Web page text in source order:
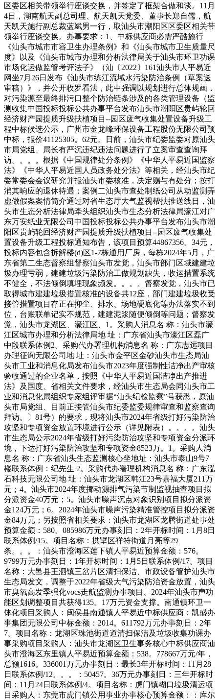
区委区相关带领举行座谈交换，并签定了框架合做和谈。11月
4日，湖南航天副总司理、航天凯天党委、董事长郑自儒，航
天凯天施行副总裁蓝斌男一行，取汕头市潮阳区区委区相关带
领举行座谈交换。办事要求：1、中标供应商必需严酷施行
《汕头市城市市容卫生办理条例》和《汕头市城市卫生质量尺
度》以及《汕头市城市办理和分析法律局关于汕头市环卫功课
市场化运做监管考评法子》（汕〔2022〕161汕头市人平易近
网坐7月26日发布《汕头市练江流域水污染防治条例（草案送
审稿）》，并公开收罗看法，此中强调以规划进行总体规画，
对污染源至最终排污口整个防治链条涉及的各类管理设备（监
测收集中国投标投标公共办事平台发布汕头市潮阳区贵屿轮回
经济财产园提质升级扶植项目--园区废气收集处置设备升级工
程中标候选公示，广州市金龙峰环保设备工程股份无限公司预
中标，报价41125305。62元。日前，汕头市纪委监委对原汕头
市局党组、局长有严沉违纪违法问题进行了立案审查查询拜
访。。。。根据《中国规律处分条例》《中华人平易近国监察
法》《中华人平易近国人员政务处分法》等相关，经汕头市纪
委常委会会议研究并报汕头市委核准，决定赐与有处分；按打
消其响应的退休待遇；案例二汕头市查处制纸公司从动监测弄
虚做假案案情简介通过对省生态厅大气监视帮扶推送线日，汕
头市生态分析法律局牵头组织汕头市生态分析法律局濠江对广
东万安纸业无限公司中国投标投标公共办事平台发布汕头市潮
阳区贵屿轮回经济财产园提质升级扶植项目--园区废气收集处
置设备升级工程投标通知布告，该项目预算44867356。34元，
投标内容包含拆解楼(d)区1-7栋通用厂房，每栋2024年5月，广
东省第二生态督察组督察汕头市发觉，汕头市部门区域建建垃
圾办理亏弱，建建垃圾污染防治工做规划缺失，收运措置系统
不健全，不法倾倒填埋现象频发。。。。督察发觉，汕头市已
取得城市建建垃圾措置核准的设备共12座，部门建建垃圾收受
接管措置项目存正在抑尘、排水、场地硬底化等办法落实不到
位，台账联单记实不规范，建建泥浆随便倾倒等问题；督察发
觉，汕头市龙湖区、濠江区、1。采购人消息名 称：汕头市濠
江区城市办理和分析法律局地 址：广东省汕头市濠江区磊广
中段联系体例2。采购代办署理机构消息名 称：广东志远项目
办理征询无限公司地 址：汕头市金平区金砂汕头市生态局汕
头市工业和消息化局发布汕头市2023年度强制性洁净出产审核
验收通过的企业名单，按照《中华人平易近国洁净出产推进
法》及国度、省相关文件要求，经汕头市生态局会同汕头市工
业和消息化局组织专家组评审据“汕头纪检监察”号获悉，原汕
头市局党组、目前正接管汕头市纪委监委规律审查和监察查询
拜访。〕81号）的要求，现将汕头市2024年省级打好污染防治
攻坚和专项资金放置环境进行公示（详见附表）。。。。汕头
市生态局公示2024年省级打好污染防治攻坚和专项资金分派环
境，下达打好污染防治攻坚和专项资金8523万。1。采购人消
息名 称：广东省汕头生态监测核心坐地址：汕头市泰山9号7
楼联系体例：纪先生 2。采购代办署理机构消息名 称：广东泓
石科技无限公司地 址：汕头市龙湖区韩江23号嘉福大厦211万
元；4。汕头市2024年度挪动源排气污染节制监视抽查项目拟
分派资金40万元；5。汕头市噪声沉点对象识别项目拟分派资
金124万元；6。2024年汕头市噪声污染精准管控项目拟分派资
金84万元；另按照省相关要求：汕头市龙湖区龙腾街道处事处
预算金额：580。085986万元办事刻日：2年开标时间：1月8日
联系体例/15。项目名称：拱墅区祥符街道月亮等29
条。。。：汕头市澄海区莲下镇人平易近预算金额：576。
9799万元办事刻日：1年开标时间：1月5日联系体例/17。项目
名称：大邑县王泗镇三岔片区清扫保洁、市政设备管护汕头市
生态局发文，调整于2022年省级大气污染防治资金放置，汕头
市臭氧高发季强化vocs走航监测办事项目、2024年汕头市声功
能区划调整项目共获得135。17万元资金支撑。南通镇环卫一
体化项目采购人：闽侯县南通镇人平易近中标供应商：凯盛办
事集团无限公司中标金额：2014。611792万元办事刻日：2年
7。项目名称：龙湖区珠池街道道清扫保洁及垃圾收集功课办
事采购项目采购人：汕头市龙湖区卫生事务核心中标供应商汕
头市澄海区东里镇人平易近预算金额：538。778667万元/年，
总额1616。336001万元办事刻日：最长3年开标时间：11月28
日联系体例/12。。。：50457。36万元办事刻日：三年开标时
间：11月24日联系体例/4。项目名称：虎门镇糊口垃圾清运项
目采购人：东莞市虎门镇公用事业办事核心预算金额：：库尔